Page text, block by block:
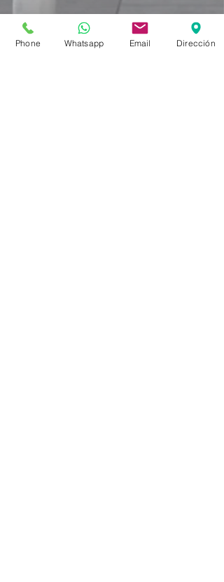
Phone Whatsapp Email Dirección